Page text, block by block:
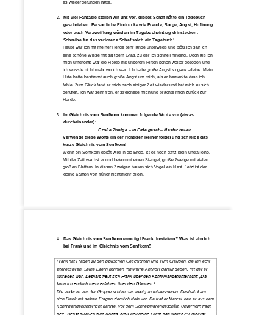
es wiedergefunden hatte.
2.
Mit viel Fantasie stellen wir uns vor, dieses Schaf hätte ein Tagebuch
geschrieben. Persönliche Eindrücke wie Freude, Sorge, Angst, Hoffnung
oder auch Verzweiflung würden im Tagebucheintrag drinstecken.
Schreibe für das verlorene Schaf solch ein Tagebuch!
Heute war ich mit meiner Herde sehr lange unterwegs und plötzlich sah ich
eine schöne Wiese mit saftigem Gras, zu der ich schnell hinging . Doch als ich
mich umdrehte war die Herde mit unserem Hirten schon weiter gezogen und
ich wusste nicht mehr wo ich war. Ich hatte große Angst so ganz alleine. Mein
Hirte hatte bestimmt auch große Angst um mich, als er bemerkte dass ich
fehle. Zum Glück fand er mich nach einiger Zeit wieder und hat mich zu sich
gerufen. Ich war sehr froh, er streichelte mich und brachte mich zurück zur
Herde.
3.
Im Gleichnis vom Senfkorn kommen folgende Worte vor (etwas
durcheinander):
Große Zweige – in Erde gesät – Nester bauen
Verwende diese Worte (in der richtigen Reihenfolge) und schreibe das
kurze Gleichnis vom Senfkorn!
Wenn ein Senfkorn gesät wird in die Erde, ist es noch ganz klein und alleine.
Mit der Zeit wächst er und bekommt einen Stängel, große Zweige mit vielen
großen Blättern. In diesen Zweigen bauen sich Vögel ein Nest. Jetzt ist der
kleine Samen von früher nicht mehr allein.
4. Das Gleichnis vom Senfkorn ermutigt Frank. Inwiefern? Was ist ähnlich
bei Frank und im Gleichnis vom Senfkorn?
Frank hat Fragen zu den biblischen Geschichten und zum Glauben, die ihn echt
interessieren. Seine Eltern konnten ihm keine Antwort darauf geben, mit der er
zufrieden war. Deshalb freut sich Frank über den Konfirmandenunterricht: „Da
kann ich endlich mehr erfahren über den Glauben.“
Die anderen aus der Gruppe schien das wenig zu interessieren. Deshalb kam
sich Frank mit seinen Fragen ziemlich klein vor. Da traf er Marcel, den er aus dem
Konfirmandenunterricht kannte, vor dem Schreibwarengeschäft. Unverhofft fragt
der: „Gehst du auch zum Konfis, bloß weil deine Eltern das wollen?“ Frank ist